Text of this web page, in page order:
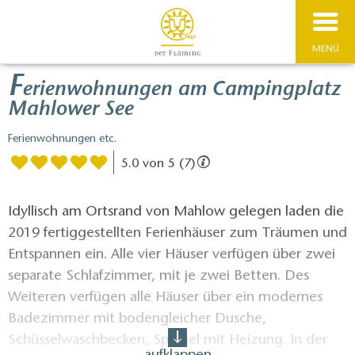
MENÜ
Ferienwohnungen am Campingplatz
Mahlower See
Ferienwohnungen etc.
5.0 von 5 (7)
Idyllisch am Ortsrand von Mahlow gelegen laden die
2019 fertiggestellten Ferienhäuser zum Träumen und
Entspannen ein. Alle vier Häuser verfügen über zwei
separate Schlafzimmer, mit je zwei Betten. Des
Weiteren verfügen alle Häuser über ein modernes
Badezimmer mit bodengleicher Dusche,
Schüsselwaschbecken, Spiegel mit Heizung. In der